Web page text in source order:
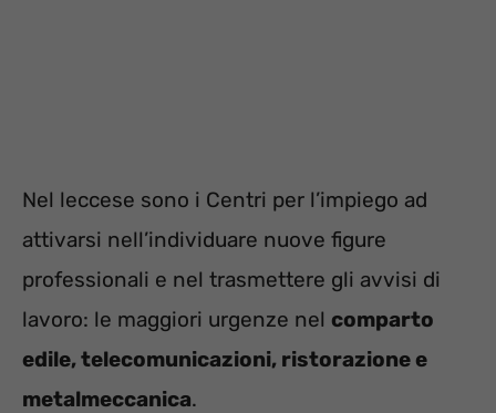
Nel leccese sono i Centri per l’impiego ad
attivarsi nell’individuare nuove figure
professionali e nel trasmettere gli avvisi di
lavoro: le maggiori urgenze nel comparto
edile, telecomunicazioni, ristorazione e
metalmeccanica.